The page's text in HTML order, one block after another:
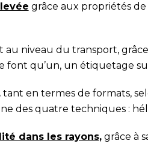
grâce aux propriétés
niveau du transport,
font qu’un, un étiquetage
tant en termes de formats,
des quatre techniques :
dans les rayons,grâce à